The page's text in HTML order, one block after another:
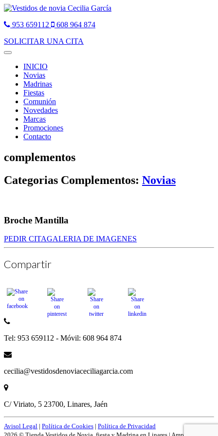
953 659112
608 964 874
SOLICITAR UNA CITA
Toggle
navigationINICIO
Novias
Madrinas
Fiestas
Comunión
Novedades
Marcas
Promociones
Contacto
complementos
Categorias Complementos: Novias
Broche Mantilla
PEDIR CITAGALERIA DE IMAGENES
Compartir
Tel: 953 659112 - Móvil: 608 964 874
cecilia@vestidosdenoviaceciliagarcia.com
C/ Viriato, 5 23700, Linares, Jaén
Avisol Legal | Política de Cookies | Política de Privacidad